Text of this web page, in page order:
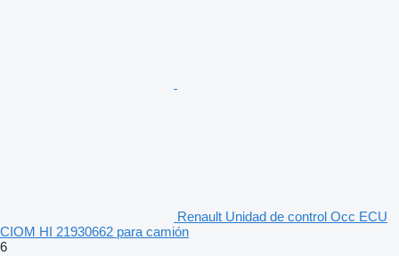
Renault Unidad de control Occ ECU
CIOM HI 21930662 para camión
6